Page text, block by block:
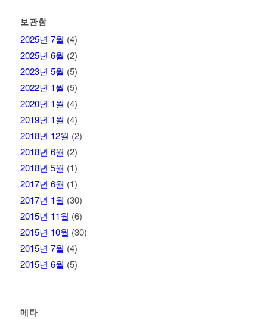
보관함
2025년 7월 (4)
2025년 6월 (2)
2023년 5월 (5)
2022년 1월 (5)
2020년 1월 (4)
2019년 1월 (4)
2018년 12월 (2)
2018년 6월 (2)
2018년 5월 (1)
2017년 6월 (1)
2017년 1월 (30)
2015년 11월 (6)
2015년 10월 (30)
2015년 7월 (4)
2015년 6월 (5)
메타